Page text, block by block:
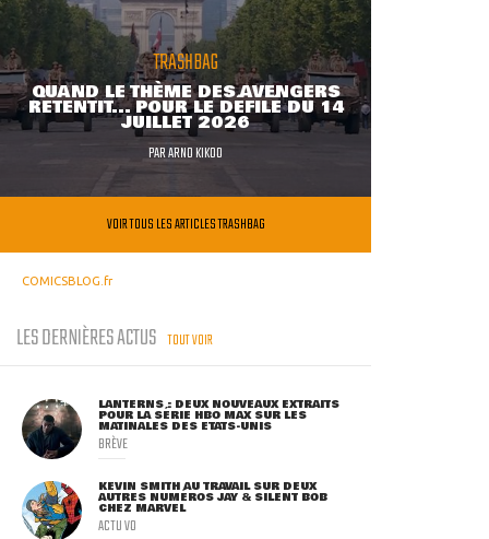
TRASHBAG
QUAND LE THÈME DES AVENGERS
RETENTIT... POUR LE DÉFILÉ DU 14
JUILLET 2026
PARARNO KIKOO
VOIR TOUS LES ARTICLES TRASHBAG
COMICSBLOG.fr
LES DERNIÈRES ACTUS TOUT VOIR
LANTERNS : DEUX NOUVEAUX EXTRAITS
POUR LA SÉRIE HBO MAX SUR LES
MATINALES DES ETATS-UNIS
BRÈVE
KEVIN SMITH AU TRAVAIL SUR DEUX
AUTRES NUMÉROS JAY & SILENT BOB
CHEZ MARVEL
ACTU VO